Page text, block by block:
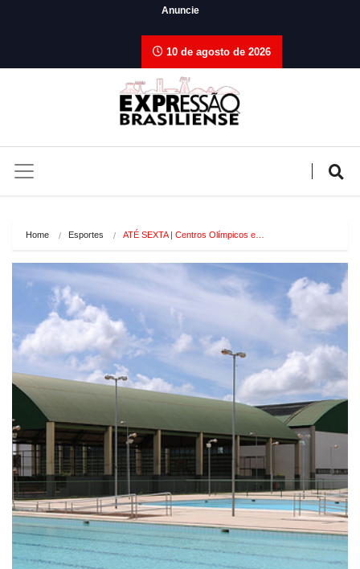
Anuncie
10 de agosto de 2026
Home Esportes ATÉ SEXTA | Centros Olímpicos e…